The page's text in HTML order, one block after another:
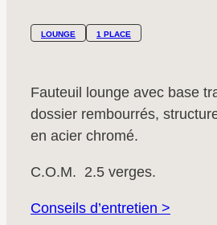
LOUNGE 1 PLACE
Fauteuil lounge avec base
dossier rembourrés,
en acier chromé.
C.O.M. 2.5 verges.
Conseils d’entretien >